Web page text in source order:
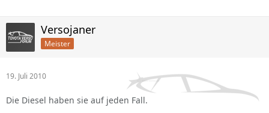
Versojaner
Meister
19. Juli 2010
Die Diesel haben sie auf jeden Fall.